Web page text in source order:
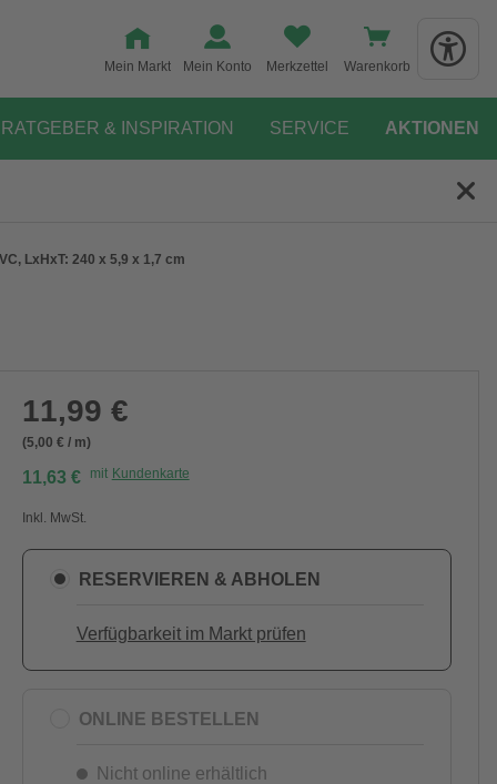
Mein Markt Mein Konto Merkzettel Warenkorb
RATGEBER & INSPIRATION SERVICE AKTIONEN
LxHxT: 240 x 5,9 x 1,7 cm
11,99 €
(5,00 € / m)
11,63 € mit Kundenkarte
Inkl. MwSt.
RESERVIEREN & ABHOLEN
Verfügbarkeit im Markt prüfen
ONLINE BESTELLEN
Nicht online erhältlich